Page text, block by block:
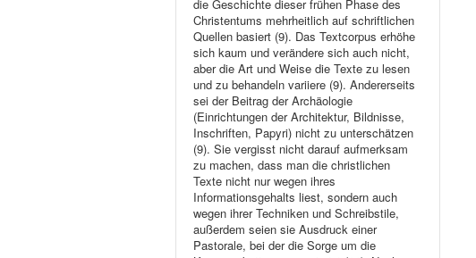
die Geschichte dieser frühen Phase des
Christentums mehrheitlich auf schriftlichen
Quellen basiert (9). Das Textcorpus erhöhe
sich kaum und verändere sich auch nicht,
aber die Art und Weise die Texte zu lesen
und zu behandeln variiere (9). Andererseits
sei der Beitrag der Archäologie
(Einrichtungen der Architektur, Bildnisse,
Inschriften, Papyri) nicht zu unterschätzen
(9). Sie vergisst nicht darauf aufmerksam
zu machen, dass man die christlichen
Texte nicht nur wegen ihres
Informationsgehalts liest, sondern auch
wegen ihrer Techniken und Schreibstile,
außerdem seien sie Ausdruck einer
Pastorale, bei der die Sorge um die